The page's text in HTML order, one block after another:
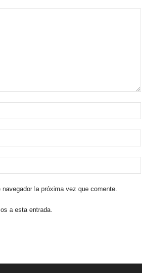
la próxima vez que comente.
a esta entrada.